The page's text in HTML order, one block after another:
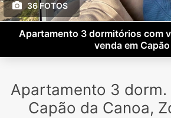
36 FOTOS
Apartamento 3 dormitórios com
venda em Capão
Apartamento 3 dorm.
Capão da Canoa,